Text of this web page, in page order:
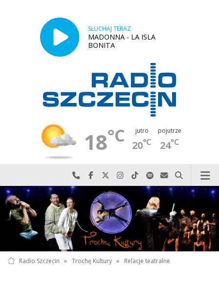
SŁUCHAJ TERAZ
MADONNA - LA ISLA
BONITA
18°C jutro
20°C
pojutrze
24°C
Najlepiej po prostu do nas zadzwoń
Odwiedź nas na Facebook-u
Odwiedź nas na X
Odwiedź nas na Instagram-ie
Odwiedź nas na TikTok-u
Szukaj nas na Spotify
Wyślij do nas
Szukaj
Radio Szczecin » Trochę Kultury » Relacje teatralne